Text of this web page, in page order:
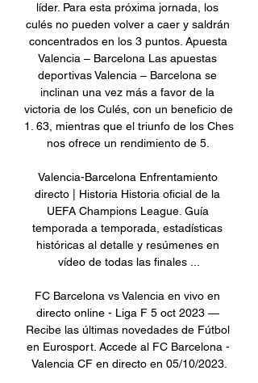
líder. Para esta próxima jornada, los
culés no pueden volver a caer y saldrán
concentrados en los 3 puntos. Apuesta
Valencia – Barcelona Las apuestas
deportivas Valencia – Barcelona se
inclinan una vez más a favor de la
victoria de los Culés, con un beneficio de
1. 63, mientras que el triunfo de los Ches
nos ofrece un rendimiento de 5.
Valencia-Barcelona Enfrentamiento
directo | Historia Historia oficial de la
UEFA Champions League. Guía
temporada a temporada, estadísticas
históricas al detalle y resúmenes en
vídeo de todas las finales ...
FC Barcelona vs Valencia en vivo en
directo online - Liga F 5 oct 2023 —
Recibe las últimas novedades de Fútbol
en Eurosport. Accede al FC Barcelona -
Valencia CF en directo en 05/10/2023.